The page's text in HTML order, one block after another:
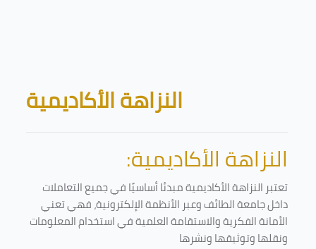
Blocks
النزاهة الأكاديمية
النزاهة الأكاديمية:
تعتبر النزاهة الأكاديمية مبدئا أساسيًا في جميع التعاملات
داخل جامعة الطائف وعبر الأنظمة الإلكترونية، فهي تعني
الأمانة الفكرية والاستقامة العلمية في استخدام المعلومات
ونقلها وتوثيقها ونشرها